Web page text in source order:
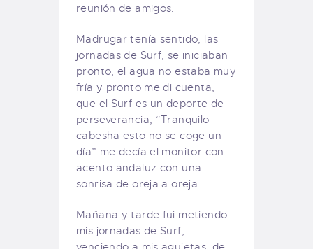
reunión de amigos.
Madrugar tenía sentido, las
jornadas de Surf, se iniciaban
pronto, el agua no estaba muy
fría y pronto me di cuenta,
que el Surf es un deporte de
perseverancia, “Tranquilo
cabesha esto no se coge un
día” me decía el monitor con
acento andaluz con una
sonrisa de oreja a oreja.
Mañana y tarde fui metiendo
mis jornadas de Surf,